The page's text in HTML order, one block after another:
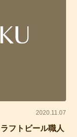
2020.11.07
フトビール職人